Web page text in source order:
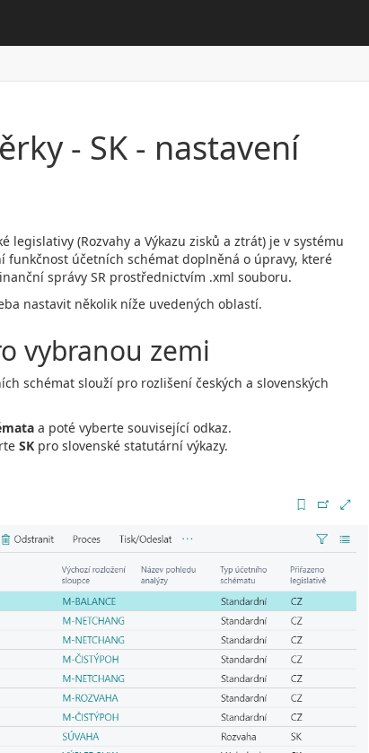
- SK - nastavení
legislativy (Rozvahy a Výkazu zisků a ztrát) je v systému
funkčnost účetních schémat doplněná o úpravy, které
správy SR prostřednictvím .xml souboru.
nastavit několik níže uvedených oblastí.
vybranou zemi
schémat slouží pro rozlišení českých a slovenských
a poté vyberte související odkaz.
SK pro slovenské statutární výkazy.